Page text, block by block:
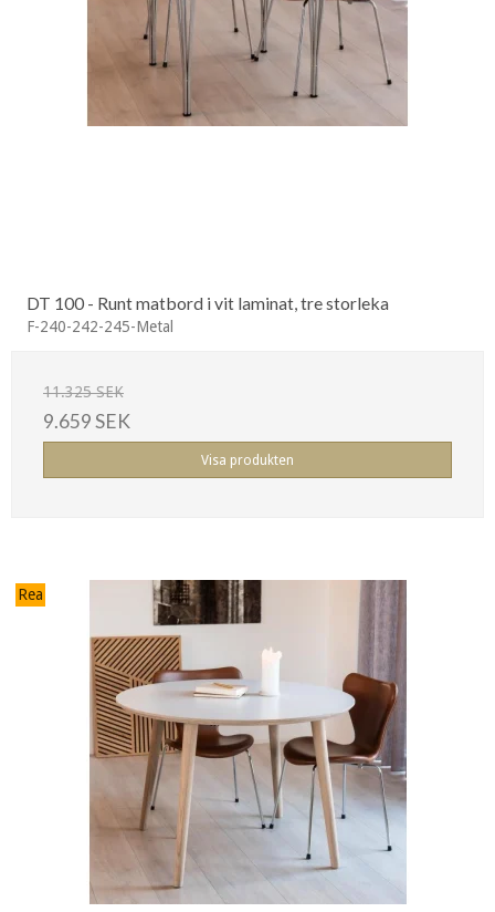
DT 100 - Runt matbord i vit laminat, tre storleka
F-240-242-245-Metal
11.325 SEK
9.659 SEK
Visa produkten
Rea